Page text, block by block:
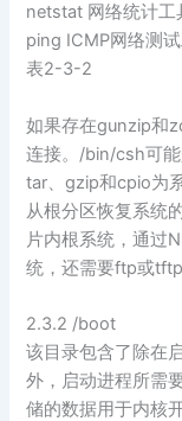
netstat 网络统计工
ping ICMP网络测
表2-3-2
如果存在gunzip和
连接。/bin/csh可
tar、gzip和cpio为
从根分区恢复系统
片内根系统，通过
统，还需要ftp或tftp
2.3.2 /boot
该目录包含了除在
外，启动进程所需
储的数据用于内核